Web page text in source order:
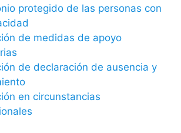
protegido de las personas con
de medidas de apoyo
de declaración de ausencia y
en circunstancias